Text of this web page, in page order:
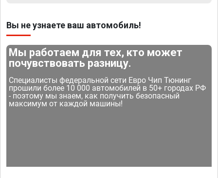
Вы не узнаете ваш автомобиль!
Мы работаем для тех, кто может
почувствовать разницу.
Специалисты федеральной сети Евро Чип Тюнинг
прошили более 10 000 автомобилей в 50+ городах РФ
- поэтому мы знаем, как получить безопасный
максимум от каждой машины!